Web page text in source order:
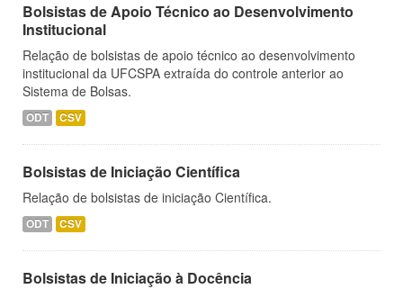
Bolsistas de Apoio Técnico ao Desenvolvimento
Institucional
Relação de bolsistas de apoio técnico ao desenvolvimento
institucional da UFCSPA extraída do controle anterior ao
Sistema de Bolsas.
ODT CSV
Bolsistas de Iniciação Científica
Relação de bolsistas de iniciação Científica.
ODT CSV
Bolsistas de Iniciação à Docência